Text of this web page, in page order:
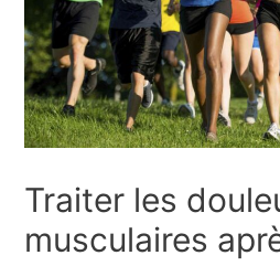
Traiter les
musculaires